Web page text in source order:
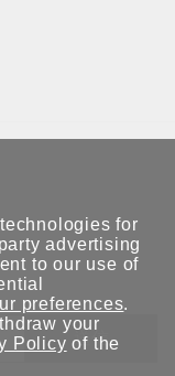
送信
for
advertising
to our use of
preferences.
your
Policy of the